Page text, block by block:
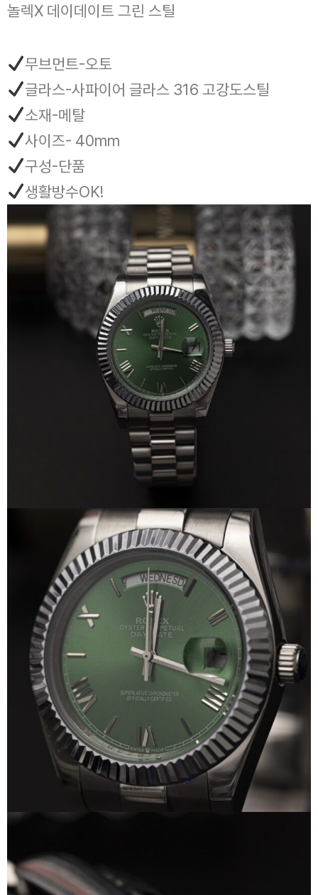
놀렉X 데이데이트 그린 스틸
무브먼트-오토
글라스-사파이어 글라스 316 고강도스틸
소재-메탈
사이즈- 40mm
구성-단품
생활방수OK!